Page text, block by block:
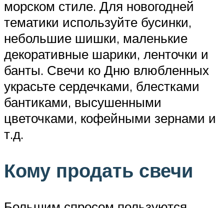
морском стиле. Для новогодней
тематики используйте бусинки,
небольшие шишки, маленькие
декоративные шарики, ленточки и
банты. Свечи ко Дню влюбленных
украсьте сердечками, блестками
бантиками, высушенными
цветочками, кофейными зернами и
т.д.
Кому продать свечи